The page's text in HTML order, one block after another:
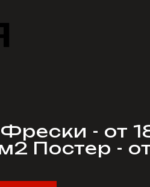
- от
Постер -